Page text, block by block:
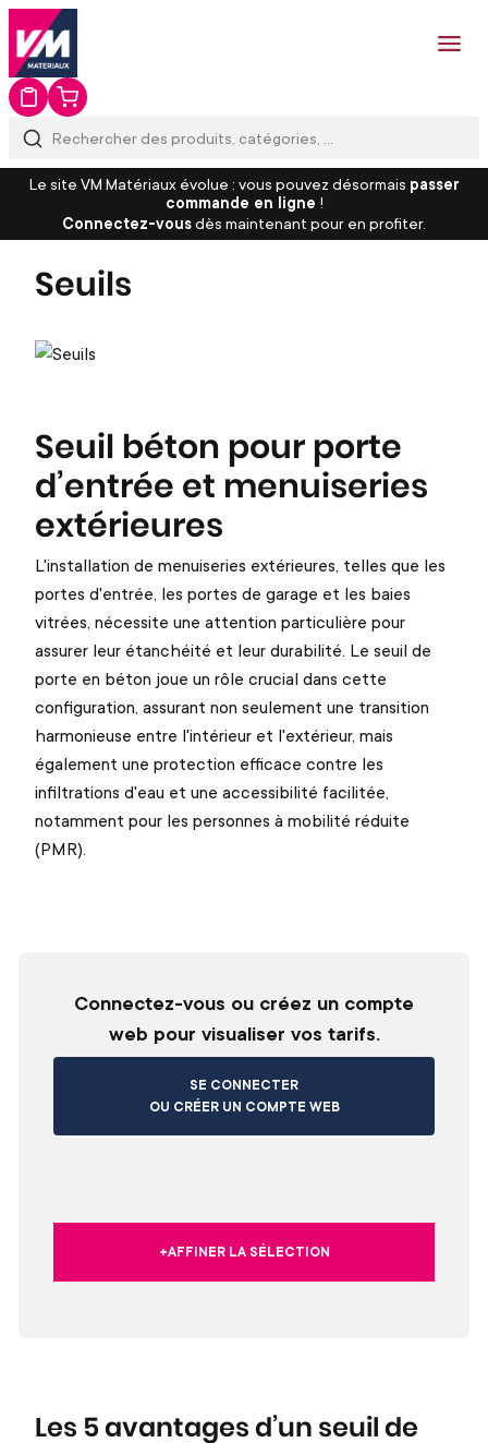
Le site VM Matériaux évolue : vous pouvez désormais passer
commande en ligne !
Connectez-vousdès maintenant pour en profiter.
Seuils
Seuil béton pour porte
d’entrée et menuiseries
extérieures
L'installation de menuiseries extérieures, telles que les
portes d'entrée, les portes de garage et les baies
vitrées, nécessite une attention particulière pour
assurer leur étanchéité et leur durabilité. Le seuil de
porte en béton joue un rôle crucial dans cette
configuration, assurant non seulement une transition
harmonieuse entre l'intérieur et l'extérieur, mais
également une protection efficace contre les
infiltrations d'eau et une accessibilité facilitée,
notamment pour les personnes à mobilité réduite
(PMR).
Connectez-vous ou créez un compte
web pour visualiser vos tarifs.
SE CONNECTER
OU CRÉER UN COMPTE WEB
+AFFINER LA SÉLECTION
Les 5 avantages d’un seuil de